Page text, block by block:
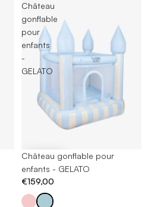
Château
gonflable
pour
enfants
-
GELATO
Château gonflable pour
enfants - GELATO
€159,00